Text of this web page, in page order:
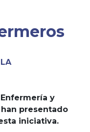
y
presentado
iniciativa.